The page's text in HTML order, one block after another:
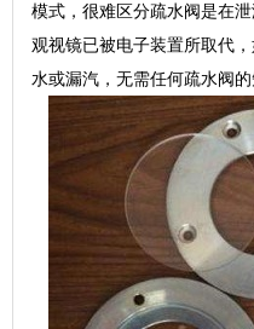
模式，很难区分疏水阀是在
观视镜已被电子装置所取代
水或漏汽，无需任何疏水阀